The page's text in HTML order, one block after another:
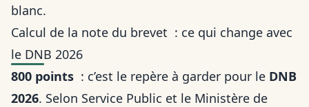
blanc.
Calcul de la note du brevet : ce qui change avec
le DNB 2026
800 points : c’est le repère à garder pour le DNB
2026. Selon Service Public et le Ministère de